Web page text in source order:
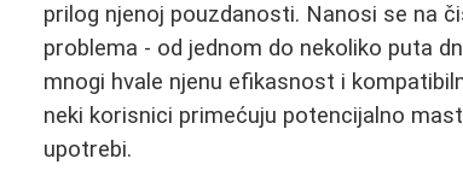
prilog njenoj pouzdanosti. Nanosi se na
problema - od jednom do nekoliko puta
mnogi hvale njenu efikasnost i
neki korisnici primećuju potencijalno
upotrebi.